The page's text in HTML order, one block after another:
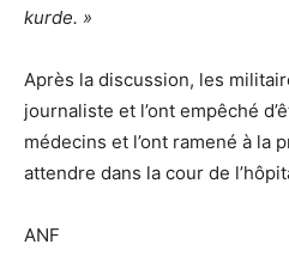
kurde. »
Après la discussion, les
journaliste et l’ont empêché
médecins et l’ont ramené à la
attendre dans la cour de
ANF